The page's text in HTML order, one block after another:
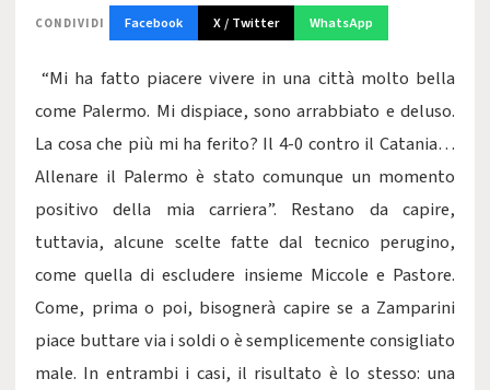
CONDIVIDI Facebook X / Twitter WhatsApp
“Mi ha fatto piacere vivere in una città molto bella
come Palermo. Mi dispiace, sono arrabbiato e deluso.
La cosa che più mi ha ferito? Il 4-0 contro il Catania…
Allenare il Palermo è stato comunque un momento
positivo della mia carriera”. Restano da capire,
tuttavia, alcune scelte fatte dal tecnico perugino,
come quella di escludere insieme Miccole e Pastore.
Come, prima o poi, bisognerà capire se a Zamparini
piace buttare via i soldi o è semplicemente consigliato
male. In entrambi i casi, il risultato è lo stesso: una